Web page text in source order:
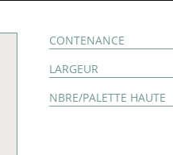
CONTENANCE
LARGEUR
NBRE/PALETTE HAUTE